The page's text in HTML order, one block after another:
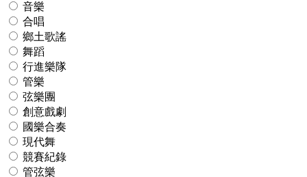
音樂
合唱
鄉土歌謠
舞蹈
行進樂隊
管樂
弦樂團
創意戲劇
國樂合奏
現代舞
競賽紀錄
管弦樂